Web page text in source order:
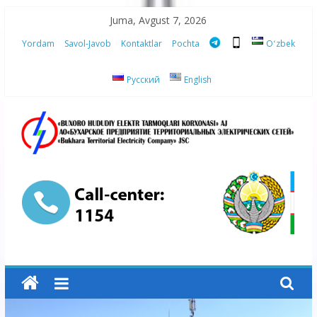
content
Juma, Avgust 7, 2026
Yordam Savol-Javob Kontaktlar Pochta Oʻzbek
Русский English
“Buxoro
hududiy
elektr
tarmoqlari